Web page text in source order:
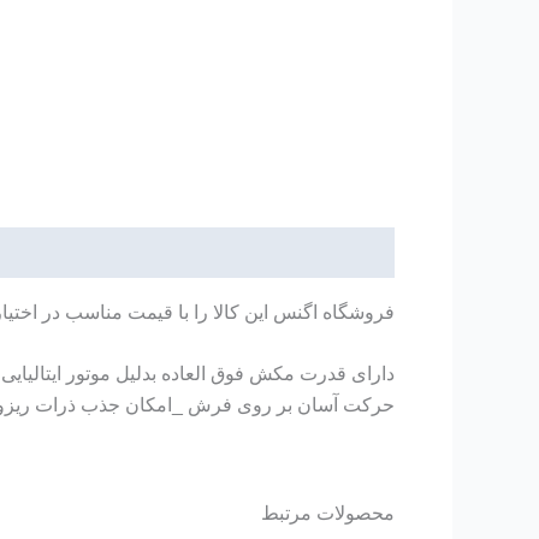
فروشگاه اگنس این کالا را با قیمت مناسب در
حرکت آسان بر روی فرش _امکان جذب ذرات ریزو آلودگی ها _4 چرخ با حرکت 360 درجه _دارای فیلتر مخصوص
محصولات مرتبط